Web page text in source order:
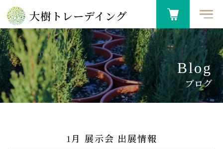
大樹トレーデイング
Blog
ブログ
1月 展示会 出展情報